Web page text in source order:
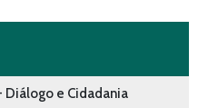
Diálogo e Cidadania